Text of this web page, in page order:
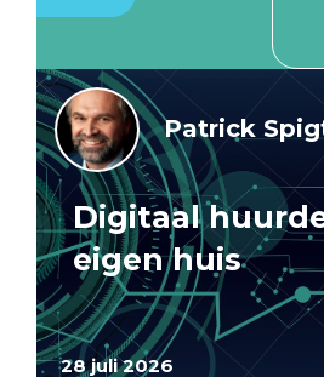
28 juli 2026
Patrick
Digitaal
eigen huis